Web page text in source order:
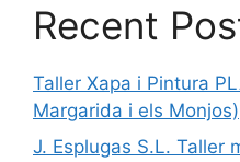
Recent
Taller Xapa i Pintura
Margarida i els Monjos)
J. Esplugas S.L. Taller